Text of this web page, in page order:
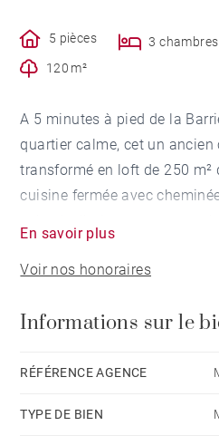
5 pièces
3 chambres
120 m²
A 5 minutes à pied de la
quartier calme, cet un ancien
transformé en loft de 250 m²
cuisine fermée avec
droite sont réparties 3
et une petite chambre
piscine couverte. Un grand
qu'un garage deux places
En savoir plus
Voir nos honoraires
Informations sur le
RÉFÉRENCE AGENCE
TYPE DE BIEN